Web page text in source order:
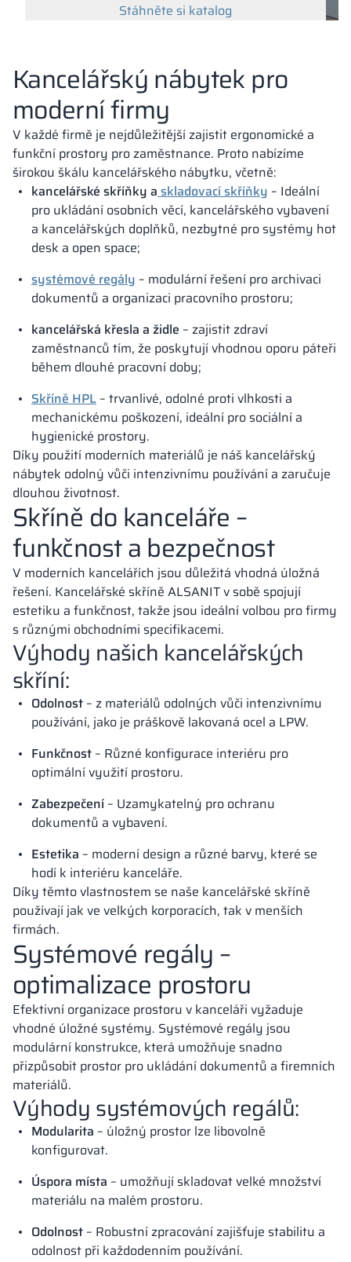
Stáhněte si katalog
Kancelářský nábytek pro
moderní firmy
V každé firmě je nejdůležitější zajistit ergonomické a
funkční prostory pro zaměstnance. Proto nabízíme
širokou škálu kancelářského nábytku, včetně:
kancelářské skříňky a skladovací skříňky – Ideální
pro ukládání osobních věcí, kancelářského vybavení
a kancelářských doplňků, nezbytné pro systémy hot
desk a open space;
systémové regály – modulární řešení pro archivaci
dokumentů a organizaci pracovního prostoru;
kancelářská křesla a židle – zajistit zdraví
zaměstnanců tím, že poskytují vhodnou oporu páteři
během dlouhé pracovní doby;
Skříně HPL – trvanlivé, odolné proti vlhkosti a
mechanickému poškození, ideální pro sociální a
hygienické prostory.
Díky použití moderních materiálů je náš kancelářský
nábytek odolný vůči intenzivnímu používání a zaručuje
dlouhou životnost.
Skříně do kanceláře –
funkčnost a bezpečnost
V moderních kancelářích jsou důležitá vhodná úložná
řešení. Kancelářské skříně ALSANIT v sobě spojují
estetiku a funkčnost, takže jsou ideální volbou pro firmy
s různými obchodními specifikacemi.
Výhody našich kancelářských
skříní:
Odolnost – z materiálů odolných vůči intenzivnímu
používání, jako je práškově lakovaná ocel a LPW.
Funkčnost – Různé konfigurace interiéru pro
optimální využití prostoru.
Zabezpečení – Uzamykatelný pro ochranu
dokumentů a vybavení.
Estetika – moderní design a různé barvy, které se
hodí k interiéru kanceláře.
Díky těmto vlastnostem se naše kancelářské skříně
používají jak ve velkých korporacích, tak v menších
firmách.
Systémové regály –
optimalizace prostoru
Efektivní organizace prostoru v kanceláři vyžaduje
vhodné úložné systémy. Systémové regály jsou
modulární konstrukce, která umožňuje snadno
přizpůsobit prostor pro ukládání dokumentů a firemních
materiálů.
Výhody systémových regálů:
Modularita – úložný prostor lze libovolně
konfigurovat.
Úspora místa – umožňují skladovat velké množství
materiálu na malém prostoru.
Odolnost – Robustní zpracování zajišťuje stabilitu a
odolnost při každodenním používání.